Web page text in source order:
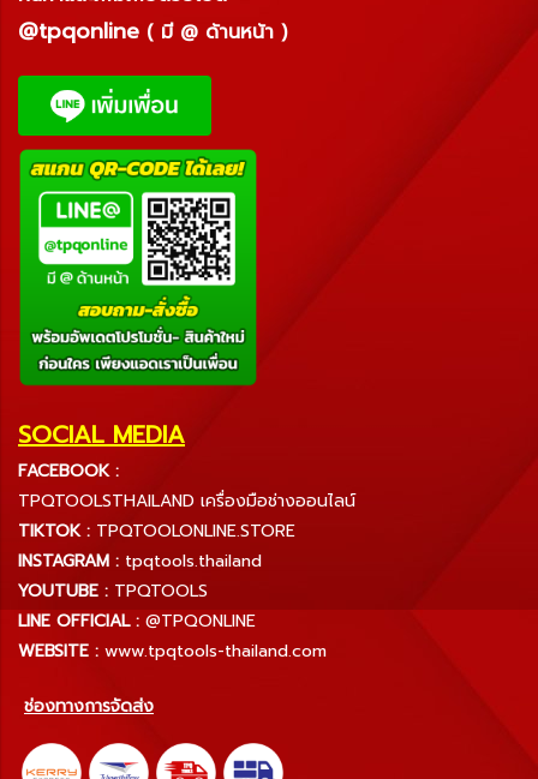
@tpqonline ( มี @ ด้านหน้า )
SOCIAL MEDIA
FACEBOOK :
TPQTOOLSTHAILAND เครื่องมือช่างออนไลน์
TIKTOK : TPQTOOLONLINE.STORE
INSTAGRAM : tpqtools.thailand
YOUTUBE : TPQTOOLS
LINE OFFICIAL : @TPQONLINE
WEBSITE : www.tpqtools-thailand.com
ช่องทางการจัดส่ง